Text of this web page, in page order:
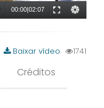
00:00|02:07
Baixar vídeo 1741
Créditos